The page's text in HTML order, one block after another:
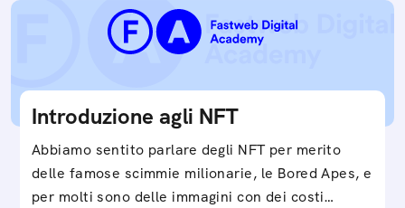
Introduzione agli NFT
Abbiamo sentito parlare degli NFT per merito
delle famose scimmie milionarie, le Bored Apes, e
per molti sono delle immagini con dei costi…